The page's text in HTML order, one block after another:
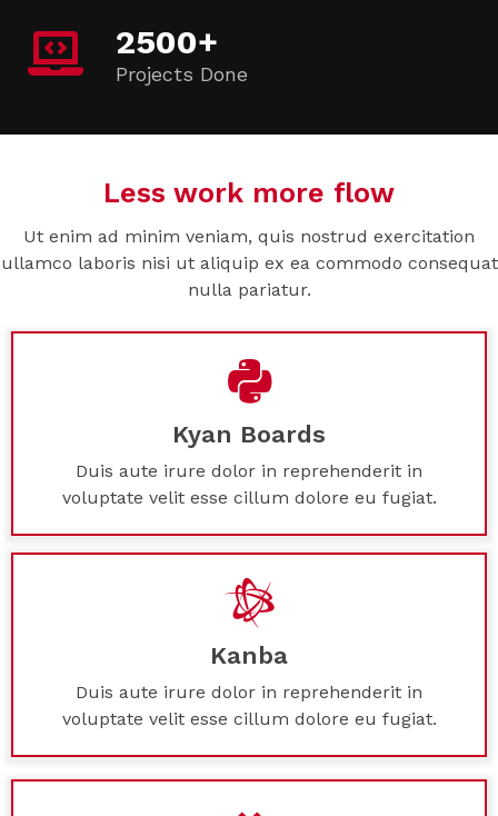
2500+
Projects Done
Less work more flow
Ut enim ad minim veniam, quis nostrud exercitation
ullamco laboris nisi ut aliquip ex ea commodo consequat
nulla pariatur.
Kyan Boards
Duis aute irure dolor in reprehenderit in
voluptate velit esse cillum dolore eu fugiat.
Kanba
Duis aute irure dolor in reprehenderit in
voluptate velit esse cillum dolore eu fugiat.